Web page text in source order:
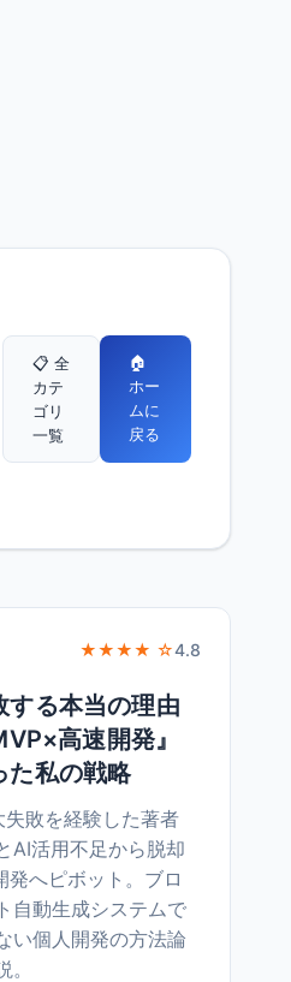
📋 全
カテ
ゴリ
一覧
🏠
ホー
ムに
戻る
★★★★ ☆4.8
する本当の理由
高速開発』
た私の戦略
敗を経験した著者
AI活用不足から脱却
発へピボット。ブロ
自動生成システムで
い個人開発の方法論